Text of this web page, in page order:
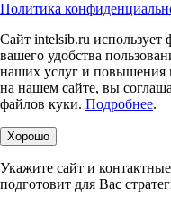
Политика
Cайт intelsib.ru
вашего удобства
наших услуг и повышения
на нашем сайте, вы
файлов куки. Подробнее.
Хорошо
Укажите сайт и
подготовит для Вас